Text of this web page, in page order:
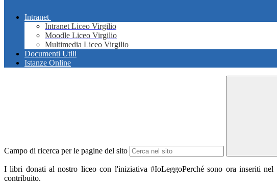
Intranet
Intranet Liceo Virgilio
Moodle Liceo Virgilio
Multimedia Liceo Virgilio
Documenti Utili
Istanze Online
Campo di ricerca per le pagine del sito
I libri donati al nostro liceo con l'iniziativa #IoLeggoPerché sono ora inseriti nel
contribuito.